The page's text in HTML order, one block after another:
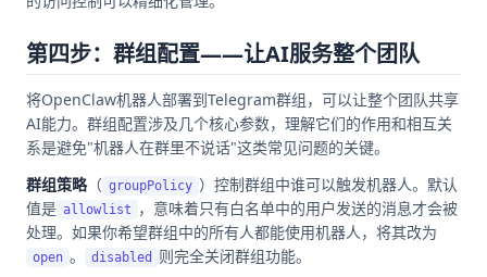
第四步：群组配置——让AI服务整个团队
将OpenClaw机器人部署到Telegram群组，可以让整个团队共享
AI能力。群组配置涉及几个核心参数，理解它们的作用和相互关
系是避免"机器人在群里不说话"这类常见问题的关键。
群组策略（ groupPolicy ）控制群组中谁可以触发机器人。默认
值是 allowlist
，意味着只有白名单中的用户发送的消息才会被
处理。如果你希望群组中的所有人都能使用机器人，将其改为
open 。 disabled
则完全关闭群组功能。